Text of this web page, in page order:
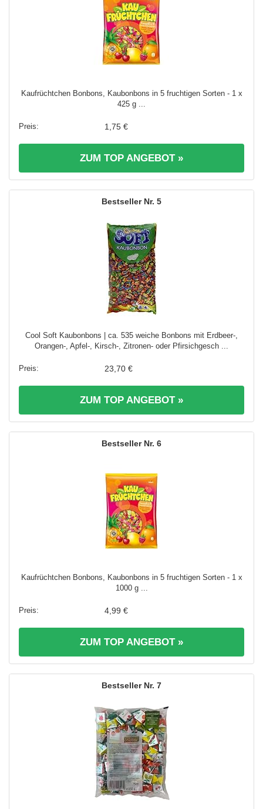
Kaufrüchtchen Bonbons, Kaubonbons in 5 fruchtigen Sorten - 1 x
425 g ...
1,75 €
ZUM TOP ANGEBOT »
5
Cool Soft Kaubonbons | ca. 535 weiche Bonbons mit Erdbeer-,
Orangen-, Apfel-, Kirsch-, Zitronen- oder Pfirsichgesch ...
23,70 €
ZUM TOP ANGEBOT »
6
Kaufrüchtchen Bonbons, Kaubonbons in 5 fruchtigen Sorten - 1 x
1000 g ...
4,99 €
ZUM TOP ANGEBOT »
7